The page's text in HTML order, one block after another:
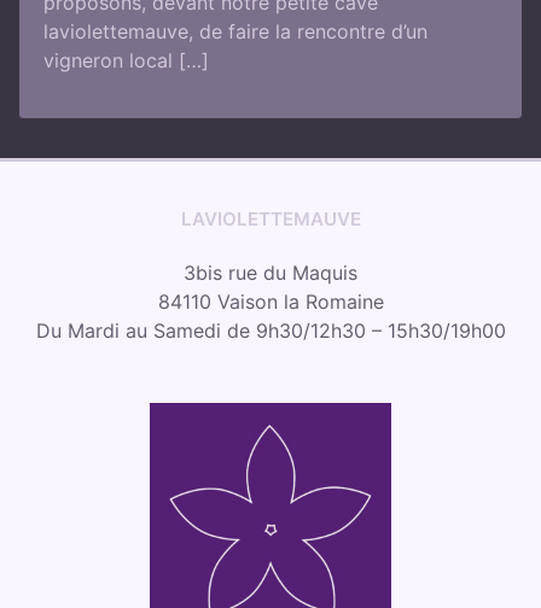
laviolettemauve, de faire la rencontre d’un
vigneron local […]
LAVIOLETTEMAUVE
3bis rue du Maquis
84110 Vaison la Romaine
Du Mardi au Samedi de 9h30/12h30 – 15h30/19h00